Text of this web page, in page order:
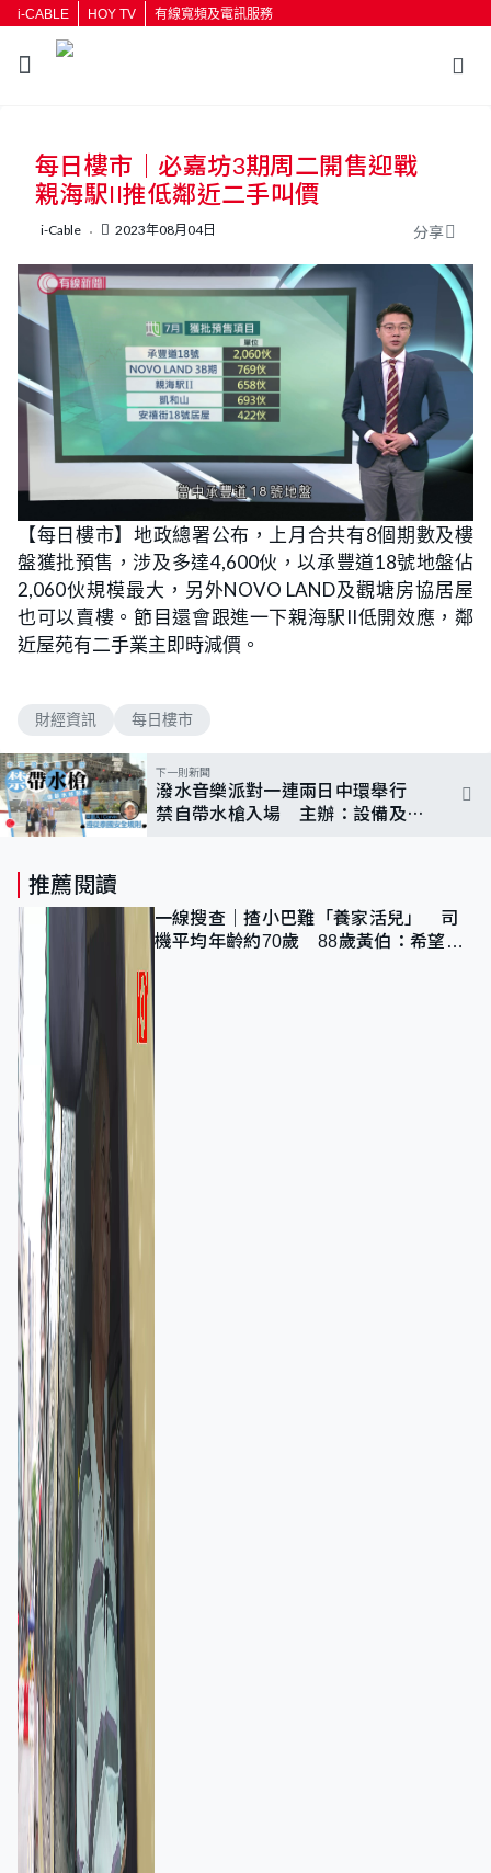
i-CABLE HOY TV 有線寬頻及電訊服務
按輸入鍵開始搜尋
每日樓市｜必嘉坊3期周二開售迎戰
親海駅II推低鄰近二手叫價
i-Cable 2023年08月04日 分享
【每日樓市】地政總署公布，上月合共有8個期數及樓
盤獲批預售，涉及多達4,600伙，以承豐道18號地盤佔
2,060伙規模最大，另外NOVO LAND及觀塘房協居屋
也可以賣樓。節目還會跟進一下親海駅II低開效應，鄰
近屋苑有二手業主即時減價。
財經資訊 每日樓市
下一則新聞
潑水音樂派對一連兩日中環舉行
禁自帶水槍入場 主辦：設備及規
推薦閱讀
一線搜查｜揸小巴難「養家活兒」 司
機平均年齡約70歲 88歲黃伯：希望一